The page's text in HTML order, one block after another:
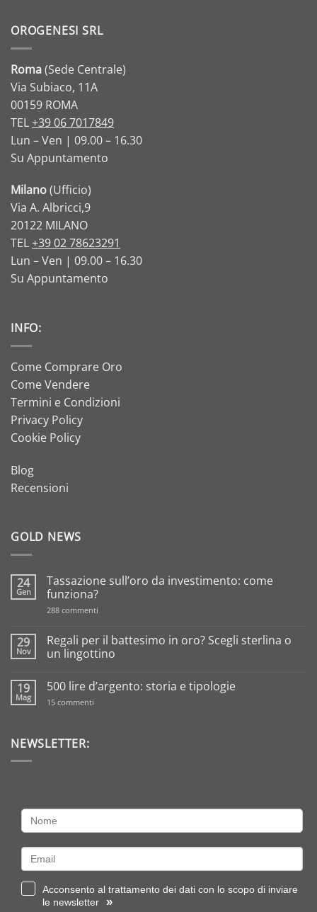
OROGENESI SRL
Roma(Sede Centrale)
Via Subiaco, 11A
00159 ROMA
TEL+39 06 7017849
Lun – Ven | 09.00 – 16.30
Su Appuntamento
Milano(Ufficio)
Via A. Albricci,9
20122 MILANO
TEL+39 02 78623291
Lun – Ven | 09.00 – 16.30
Su Appuntamento
INFO:
Come Comprare Oro
Come Vendere
Termini e Condizioni
Privacy Policy
Cookie Policy
Blog
Recensioni
GOLD NEWS
24
Gen
Tassazione sull’oro da investimento: come
funziona?
288 commenti
da
investimento:
come
29
Nov
Regali per il battesimo in oro? Scegli sterlina o
un lingottino
su
per
oro?
Scegli
19
Mag
500 lire d’argento: storia e tipologie
15 commenti
NEWSLETTER:
Acconsento al trattamento dei dati con lo scopo di inviare
le newsletter
»